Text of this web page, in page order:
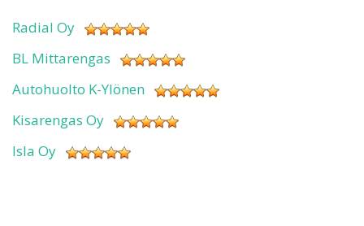
Radial Oy
BL Mittarengas
Autohuolto K-Ylönen
Kisarengas Oy
Isla Oy